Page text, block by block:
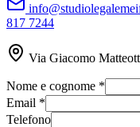
817 7244
Via Giacomo
Nome e cognome *
Email *
Telefono